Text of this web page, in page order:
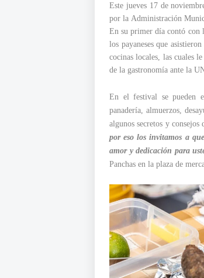
Este jueves 17 de
por la Administración
En su primer día contó con
los payaneses que
cocinas locales, las cuales
de la gastronomía ante la
En el festival se pueden
panadería, almuerzos,
algunos secretos y consejos
por eso los invitamos a
amor y dedicación para
Panchas en la plaza de